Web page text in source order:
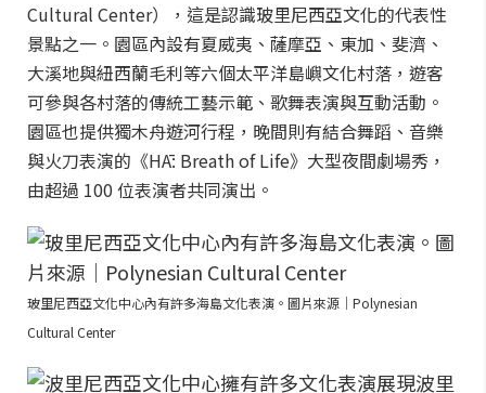
Cultural Center），這是認識玻里尼西亞文化的代表性
景點之一。園區內設有夏威夷、薩摩亞、東加、斐濟、
大溪地與紐西蘭毛利等六個太平洋島嶼文化村落，遊客
可參與各村落的傳統工藝示範、歌舞表演與互動活動。
園區也提供獨木舟遊河行程，晚間則有結合舞蹈、音樂
與火刀表演的《HĀ: Breath of Life》大型夜間劇場秀，
由超過 100 位表演者共同演出。
玻里尼西亞文化中心內有許多海島文化表演。圖片來源｜Polynesian
Cultural Center